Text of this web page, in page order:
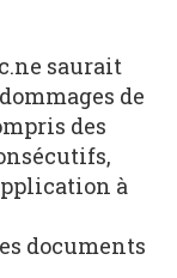
saurait
de
des
à
documents